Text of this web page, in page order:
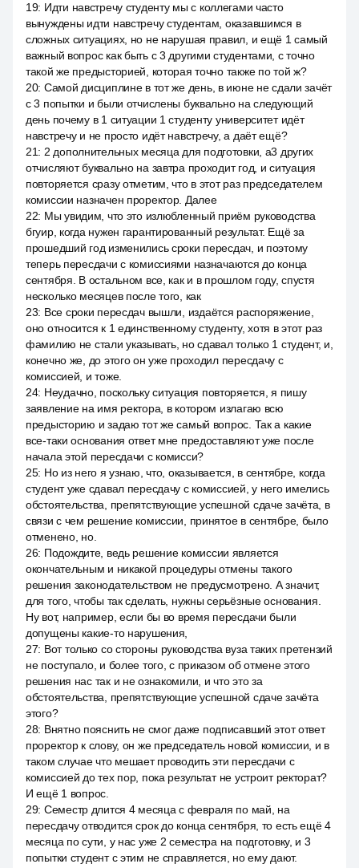
19: Идти навстречу студенту мы с коллегами часто
вынуждены идти навстречу студентам, оказавшимся в
сложных ситуациях, но не нарушая правил, и ещё 1 самый
важный вопрос как быть с 3 другими студентами, с точно
такой же предысторией, которая точно также по той ж?
20: Самой дисциплине в тот же день, в июне не сдали зачёт
с 3 попытки и были отчислены буквально на следующий
день почему в 1 ситуации 1 студенту университет идёт
навстречу и не просто идёт навстречу, а даёт ещё?
21: 2 дополнительных месяца для подготовки, a3 других
отчисляют буквально на завтра проходит год, и ситуация
повторяется сразу отметим, что в этот раз председателем
комиссии назначен проректор. Далее
22: Мы увидим, что это излюбленный приём руководства
бгуир, когда нужен гарантированный результат. Ещё за
прошедший год изменились сроки пересдач, и поэтому
теперь пересдачи с комиссиями назначаются до конца
сентября. В остальном все, как и в прошлом году, спустя
несколько месяцев после того, как
23: Все сроки пересдач вышли, издаётся распоряжение,
оно относится к 1 единственному студенту, хотя в этот раз
фамилию не стали указывать, но сдавал только 1 студент, и,
конечно же, до этого он уже проходил пересдачу с
комиссией, и тоже.
24: Неудачно, поскольку ситуация повторяется, я пишу
заявление на имя ректора, в котором излагаю всю
предысторию и задаю тот же самый вопрос. Так а какие
все-таки основания ответ мне предоставляют уже после
начала этой пересдачи с комисси?
25: Но из него я узнаю, что, оказывается, в сентябре, когда
студент уже сдавал пересдачу с комиссией, у него имелись
обстоятельства, препятствующие успешной сдаче зачёта, в
связи с чем решение комиссии, принятое в сентябре, было
отменено, но.
26: Подождите, ведь решение комиссии является
окончательным и никакой процедуры отмены такого
решения законодательством не предусмотрено. А значит,
для того, чтобы так сделать, нужны серьёзные основания.
Ну вот, например, если бы во время пересдачи были
допущены какие-то нарушения,
27: Вот только со стороны руководства вуза таких претензий
не поступало, и более того, с приказом об отмене этого
решения нас так и не ознакомили, и что это за
обстоятельства, препятствующие успешной сдаче зачёта
этого?
28: Внятно пояснить не смог даже подписавший этот ответ
проректор к слову, он же председатель новой комиссии, и в
таком случае что мешает проводить эти пересдачи с
комиссией до тех пор, пока результат не устроит ректорат?
И ещё 1 вопрос.
29: Семестр длится 4 месяца с февраля по май, на
пересдачу отводится срок до конца сентября, то есть ещё 4
месяца по сути, у нас уже 2 семестра на подготовку, и 3
попытки студент с этим не справляется, но ему дают.